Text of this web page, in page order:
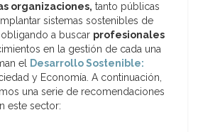
organizaciones, tanto públicas
sistemas sostenibles de
a buscar profesionales
en la gestión de cada una
el Desarrollo Sostenible:
y Economía. A continuación,
una serie de recomendaciones
este sector: